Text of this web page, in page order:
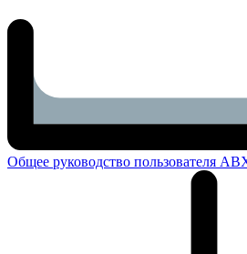
Общее руководство пользователя